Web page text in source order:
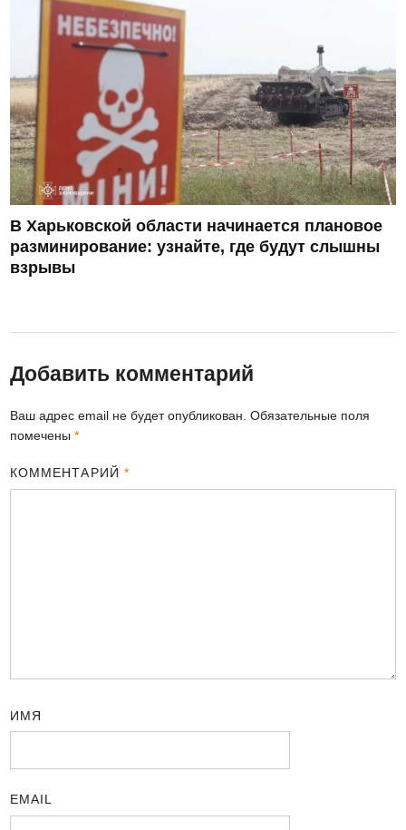
В Харьковской области начинается плановое
разминирование: узнайте, где будут слышны
взрывы
Добавить комментарий
Ваш адрес email не будет опубликован. Обязательные поля
помечены*
КОММЕНТАРИЙ *
ИМЯ
EMAIL